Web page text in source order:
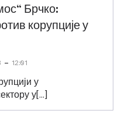
Брчко:
корупције у
- 12:01
у
у[…]